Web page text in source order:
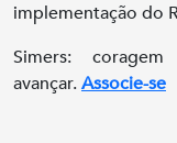
implementação do
Simers:
avançar.Associe-se